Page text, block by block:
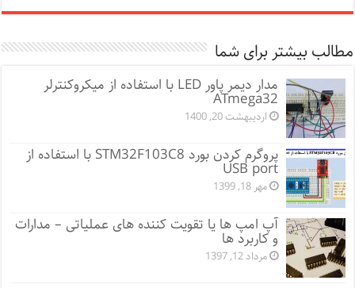
مطالب بیشتر برای شما
مدار دیمر پاور LED با استفاده از میکروکنترلر
ATmega32
اردیبهشت 20, 1400
پروگرم کردن بورد STM32F103C8 با استفاده از
USB port
مهر 18, 1399
آپ امپ ها یا تقویت کننده های عملیاتی – مدارات
و کاربرد ها
مرداد 12, 1397